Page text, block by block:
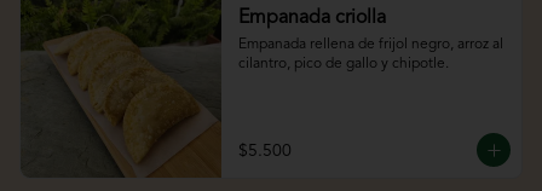
Empanada criolla
Empanada rellena de frijol negro, arroz al
cilantro, pico de gallo y chipotle.
$5.500